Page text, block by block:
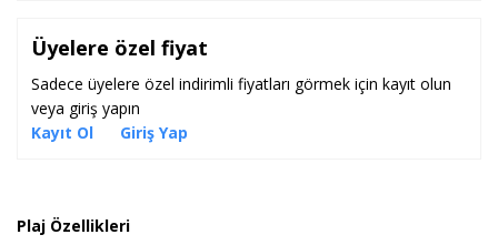
Üyelere özel fiyat
Sadece üyelere özel indirimli fiyatları görmek için kayıt olun
veya giriş yapın
Kayıt Ol
Giriş Yap
Plaj Özellikleri